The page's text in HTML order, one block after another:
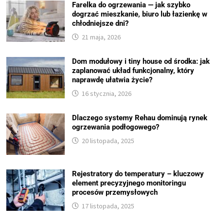
Farelka do ogrzewania — jak szybko
dogrzać mieszkanie, biuro lub łazienkę w
chłodniejsze dni?
21 maja, 2026
Dom modułowy i tiny house od środka: jak
zaplanować układ funkcjonalny, który
naprawdę ułatwia życie?
16 stycznia, 2026
Dlaczego systemy Rehau dominują rynek
ogrzewania podłogowego?
20 listopada, 2025
Rejestratory do temperatury – kluczowy
element precyzyjnego monitoringu
procesów przemysłowych
17 listopada, 2025